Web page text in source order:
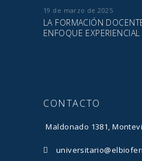
19 de marzo de 2025
LA FORMACIÓN
ENFOQUE EXPERIENCIAL
CONTACTO
Maldonado 1381,